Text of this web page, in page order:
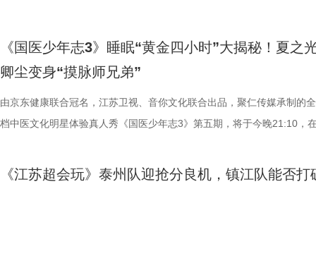
《国医少年志3》睡眠“黄金四小时”大揭秘！夏之
卿尘变身“摸脉师兄弟”
由京东健康联合冠名，江苏卫视、音你文化联合出品，聚仁传媒承制的
档中医文化明星体验真人秀《国医少年志3》第五期，将于今晚21:10，
解锁一堂贴近打工人、女性群体和年轻人日常生活的健康课。睡不着、
《江苏超会玩》泰州队迎抢分良机，镇江队能否打